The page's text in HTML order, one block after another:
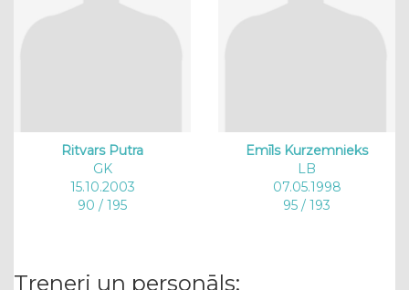
Ritvars Putra
GK
15.10.2003
90 / 195
Emīls Kurzemnieks
LB
07.05.1998
95 / 193
Treneri un personāls: